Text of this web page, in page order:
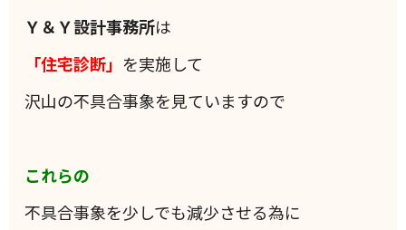
Ｙ＆Ｙ設計事務所は
「住宅診断」 を実施して
沢山の不具合事象を見ていますので
これらの
不具合事象を少しでも減少させる為に